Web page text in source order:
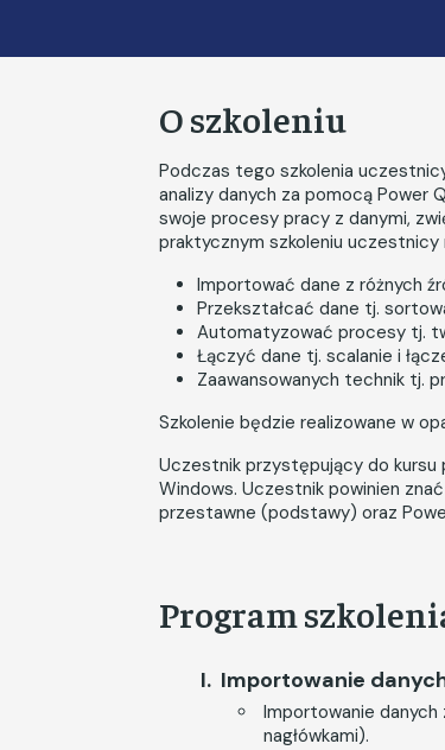
O szkoleniu
Podczas tego szkolenia
analizy danych za pomocą Power
swoje procesy pracy z danymi,
praktycznym szkoleniu uczestnicy
Importować dane z różnych
Przekształcać dane tj.
Automatyzować procesy tj.
Łączyć dane tj. scalanie i
Zaawansowanych technik tj.
Szkolenie będzie realizowane w
Uczestnik przystępujący do kursu
Windows. Uczestnik powinien
przestawne (podstawy) oraz
Program
Importowanie
Importowanie
nagłówkami).